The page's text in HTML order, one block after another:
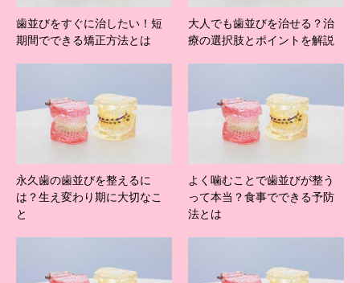
歯並びをすぐに治したい！短
期間でできる矯正方法とは
大人でも歯並びを治せる？治
療の選択肢とポイントを解説
永久歯の歯並びを整えるに
は？生え変わり期に大切なこ
と
よく噛むことで歯並びが整う
って本当？食事でできる予防
法とは